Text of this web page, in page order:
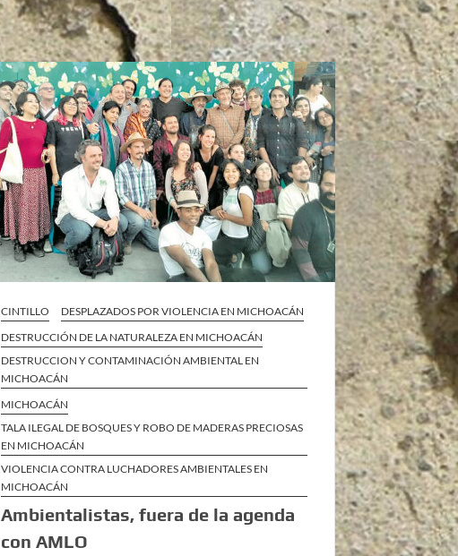
CINTILLO
DESPLAZADOS POR VIOLENCIA EN MICHOACÁN
DESTRUCCIÓN DE LA NATURALEZA EN MICHOACÁN
DESTRUCCION Y CONTAMINACIÓN AMBIENTAL EN
MICHOACÁN
MICHOACÁN
TALA ILEGAL DE BOSQUES Y ROBO DE MADERAS PRECIOSAS
EN MICHOACÁN
VIOLENCIA CONTRA LUCHADORES AMBIENTALES EN
MICHOACÁN
Ambientalistas, fuera de la agenda
con AMLO